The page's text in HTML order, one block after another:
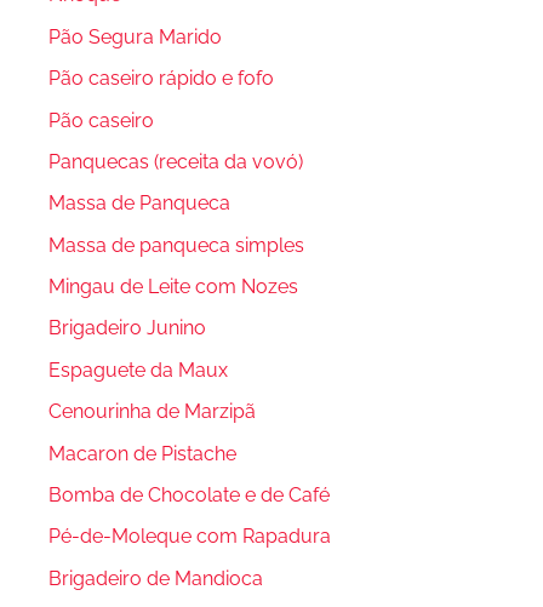
Pão Segura Marido
Pão caseiro rápido e fofo
Pão caseiro
Panquecas (receita da vovó)
Massa de Panqueca
Massa de panqueca simples
Mingau de Leite com Nozes
Brigadeiro Junino
Espaguete da Maux
Cenourinha de Marzipã
Macaron de Pistache
Bomba de Chocolate e de Café
Pé-de-Moleque com Rapadura
Brigadeiro de Mandioca